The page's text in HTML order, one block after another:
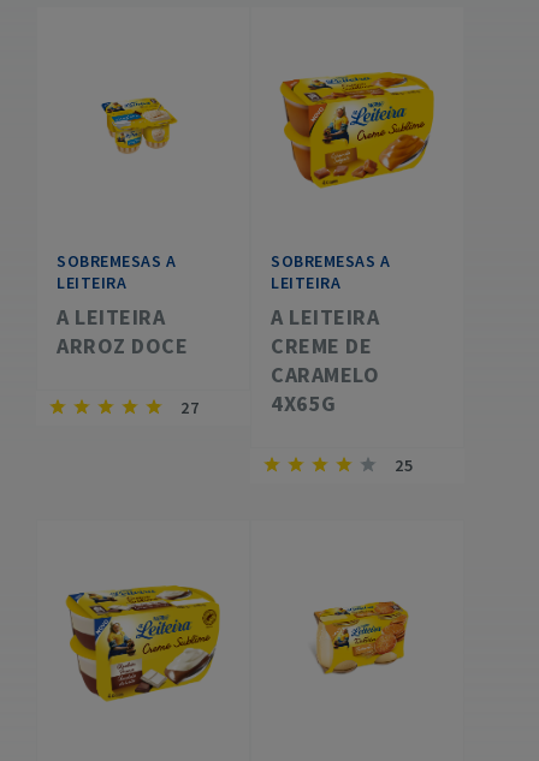
SOBREMESAS A
LEITEIRA
A LEITEIRA
ARROZ DOCE
27
SOBREMESAS A
LEITEIRA
A LEITEIRA
CREME DE
CARAMELO
4X65G
25